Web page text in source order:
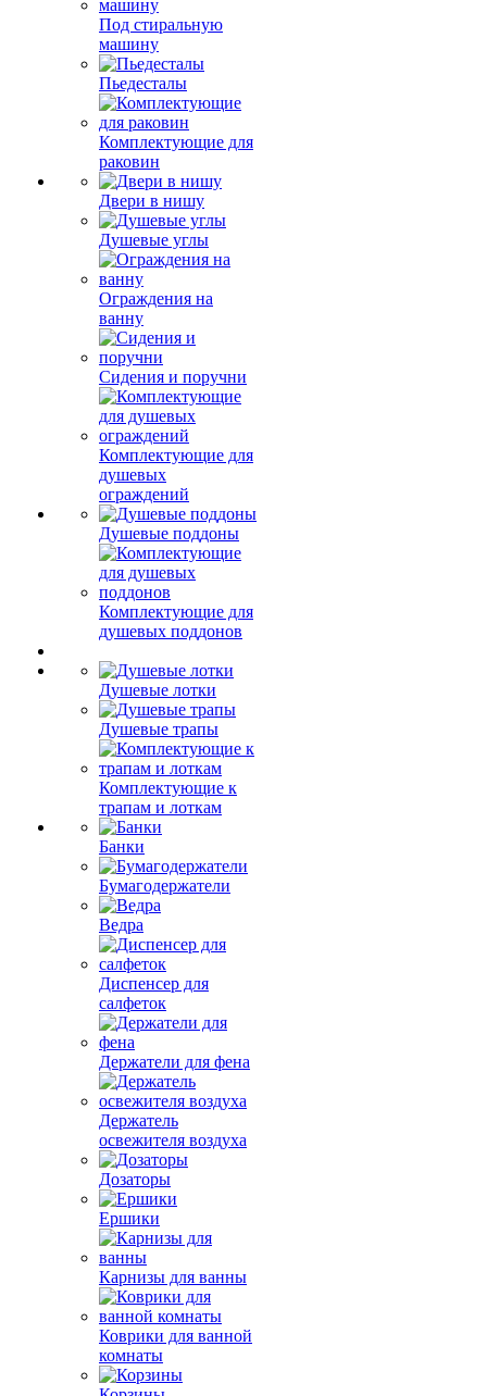
Под стиральную
машину
Пьедесталы
Комплектующие для
раковин
Двери в нишу
Душевые углы
Ограждения на
ванну
Сидения и поручни
Комплектующие для
душевых
ограждений
Душевые поддоны
Комплектующие для
душевых поддонов
Душевые лотки
Душевые трапы
Комплектующие к
трапам и лоткам
Банки
Бумагодержатели
Ведра
Диспенсер для
салфеток
Держатели для фена
Держатель
освежителя воздуха
Дозаторы
Ершики
Карнизы для ванны
Коврики для ванной
комнаты